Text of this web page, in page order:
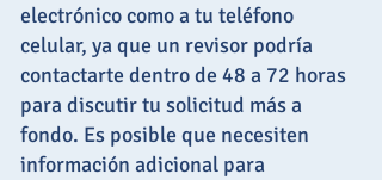
electrónico como a tu teléfono
celular, ya que un revisor podría
contactarte dentro de 48 a 72 horas
para discutir tu solicitud más a
fondo. Es posible que necesiten
información adicional para